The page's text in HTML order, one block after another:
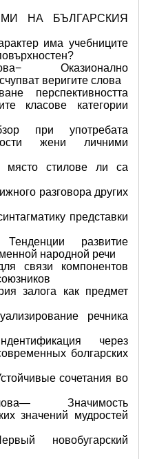
НА БЪЛГАРСКИЯ
има учебниците
Оказионално
веригите слова
перспективността
класове категории
при употребата
жени личними
стилове ли са
разговора других
представки
развитие
народной речи
связи компонентов
залога как предмет
речника
через
болгарских
сочетания во
Значимость
значений мудростей
новобугарский